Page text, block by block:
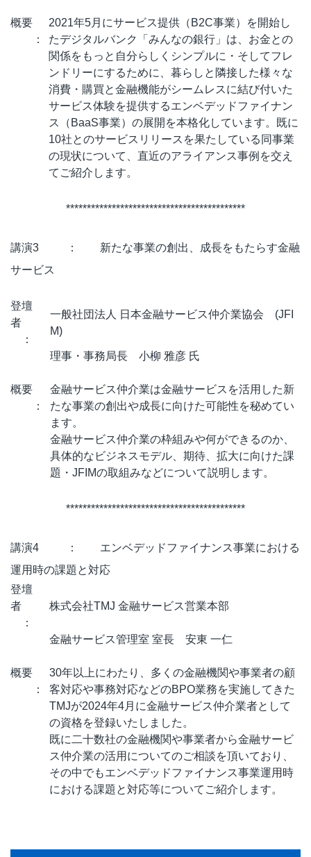
概要
：
2021年5月にサービス提供（B2C事業）を開始し
たデジタルバンク「みんなの銀行」は、お金との
関係をもっと自分らしくシンプルに・そしてフレ
ンドリーにするために、暮らしと隣接した様々な
消費・購買と金融機能がシームレスに結び付いた
サービス体験を提供するエンベデッドファイナン
ス（BaaS事業）の展開を本格化しています。既に
10社とのサービスリリースを果たしている同事業
の現状について、直近のアライアンス事例を交え
てご紹介します。
*******************************************
講演3 ： 新たな事業の創出、成長をもたらす金融
サービス
登壇
者
：
一般社団法人 日本金融サービス仲介業協会 (JFI
M)
理事・事務局長 小柳 雅彦 氏
概要
：
金融サービス仲介業は金融サービスを活用した新
たな事業の創出や成長に向けた可能性を秘めてい
ます。
金融サービス仲介業の枠組みや何ができるのか、
具体的なビジネスモデル、期待、拡大に向けた課
題・JFIMの取組みなどについて説明します。
*******************************************
講演4 ： エンベデッドファイナンス事業における
運用時の課題と対応
登壇
者
：
株式会社TMJ 金融サービス営業本部
金融サービス管理室 室長 安東 一仁
概要
：
30年以上にわたり、多くの金融機関や事業者の顧
客対応や事務対応などのBPO業務を実施してきた
TMJが2024年4月に金融サービス仲介業者として
の資格を登録いたしました。
既に二十数社の金融機関や事業者から金融サービ
ス仲介業の活用についてのご相談を頂いており、
その中でもエンベデッドファイナンス事業運用時
における課題と対応等についてご紹介します。